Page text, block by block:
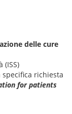
delle cure
(ISS)
richiesta
for patients